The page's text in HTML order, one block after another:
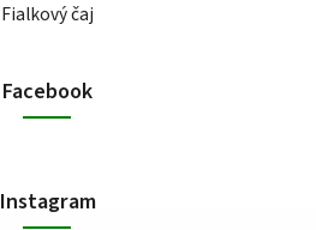
Fialkový čaj
Facebook
Instagram